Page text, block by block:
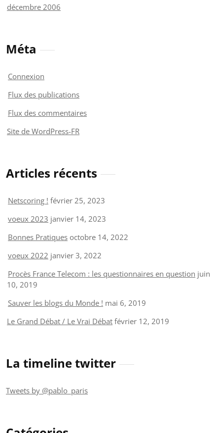
décembre 2006
Méta
Connexion
Flux des publications
Flux des commentaires
Site de WordPress-FR
Articles récents
Netscoring ! février 25, 2023
voeux 2023 janvier 14, 2023
Bonnes Pratiques octobre 14, 2022
voeux 2022 janvier 3, 2022
Procès France Telecom : les questionnaires en question juin
10, 2019
Sauver les blogs du Monde ! mai 6, 2019
Le Grand Débat / Le Vrai Débat février 12, 2019
La timeline twitter
Tweets by @pablo_paris